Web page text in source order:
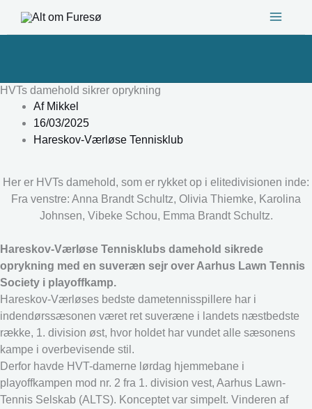
HVTs damehold sikrer oprykning
AfMikkel
16/03/2025
Hareskov-Værløse Tennisklub
Her er HVTs damehold, som er rykket op i elitedivisionen inde:
Fra venstre: Anna Brandt Schultz, Olivia Thiemke, Karolina
Johnsen, Vibeke Schou, Emma Brandt Schultz.
Hareskov-Værløse Tennisklubs damehold sikrede
oprykning med en suveræn sejr over Aarhus Lawn Tennis
Society i playoffkamp.
Hareskov-Værløses bedste dametennisspillere har i
indendørssæsonen været ret suveræne i landets næstbedste
række, 1. division øst, hvor holdet har vundet alle sæsonens
kampe i overbevisende stil.
Derfor havde HVT-damerne lørdag hjemmebane i
playoffkampen mod nr. 2 fra 1. division vest, Aarhus Lawn-
Tennis Selskab (ALTS). Konceptet var simpelt. Vinderen af